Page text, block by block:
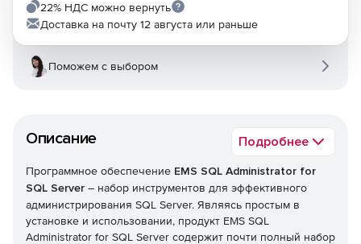
Описание Подробнее
Программное обеспечение EMS SQL Administrator for
SQL Server – набор инструментов для эффективного
администрирования SQL Server. Являясь простым в
установке и использовании, продукт EMS SQL
Administrator for SQL Server содержит почти полный набор
22% НДС можно вернуть
Доставка на почту 12 августа или раньше
Поможем с выбором